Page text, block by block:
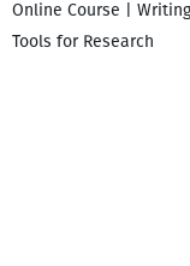
Online Course |
Tools for Research